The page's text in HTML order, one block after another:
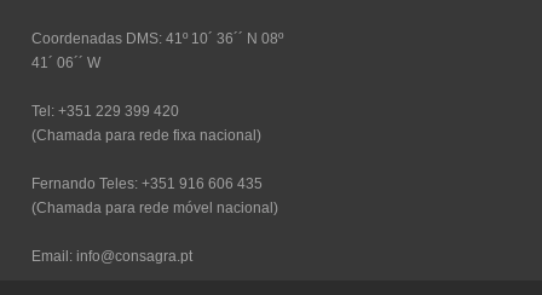
Coordenadas DMS: 41º 10´ 36´´ N 08º
41´ 06´´ W
Tel: +351 229 399 420
(Chamada para rede fixa nacional)
Fernando Teles: +351 916 606 435
(Chamada para rede móvel nacional)
Email: info@consagra.pt